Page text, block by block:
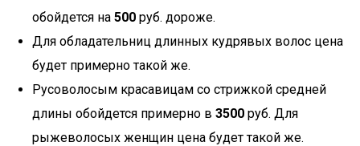
обойдется на 500 руб. дороже.
Для обладательниц длинных кудрявых волос цена
будет примерно такой же.
Русоволосым красавицам со стрижкой средней
длины обойдется примерно в 3500 руб. Для
рыжеволосых женщин цена будет такой же.